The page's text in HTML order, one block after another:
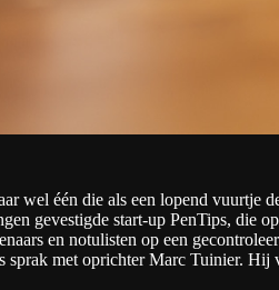
wel één die als een lopend vuurtje
gevestigde start-up PenTips, die
en notulisten op een
met oprichter Marc Tuinier. Hij